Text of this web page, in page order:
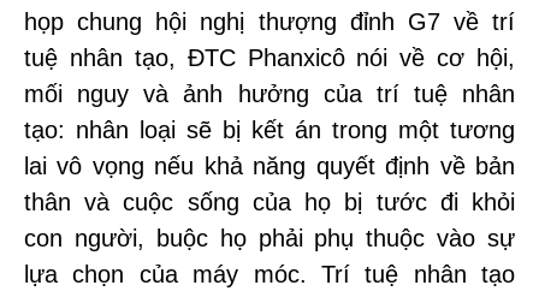
họp chung hội nghị thượng đỉnh G7 về trí
tuệ nhân tạo, ĐTC Phanxicô nói về cơ hội,
mối nguy và ảnh hưởng của trí tuệ nhân
tạo: nhân loại sẽ bị kết án trong một tương
lai vô vọng nếu khả năng quyết định về bản
thân và cuộc sống của họ bị tước đi khỏi
con người, buộc họ phải phụ thuộc vào sự
lựa chọn của máy móc. Trí tuệ nhân tạo